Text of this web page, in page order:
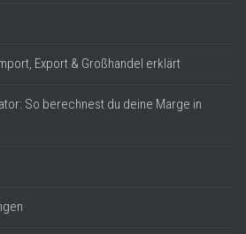
Export & Großhandel erklärt
So berechnest du deine Marge in